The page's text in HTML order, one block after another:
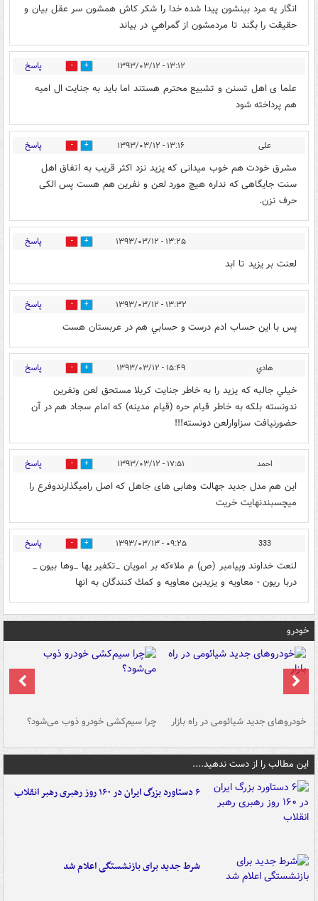
انگار يه مرد بينشون پيدا شده خدا را شكر كاش همشون سر عقل بيان و
حقيقت را بگند تا مردمشون از گمراهي در بياند
۱۳:۱۲ - ۱۳۹۳/۰۳/۱۲ 0 پاسخ
علما ی اهل تسنن و تشییع محترم هستند اما باید به جنایت ال امیه
هم پرداخته شود
علی ۱۳:۱۶ - ۱۳۹۳/۰۳/۱۲ 0 پاسخ
مشرق خودت هم خوب میدانی که یزید نزد اکثر قریب به اتفاق اهل
سنت جایگاهی که نداره هیچ مورد لعن و نفرین هم هست پس الکی
حرف نزن.
۱۳:۲۵ - ۱۳۹۳/۰۳/۱۲ 0 پاسخ
لعنت بر یزید تا ابد
۱۳:۳۲ - ۱۳۹۳/۰۳/۱۲ 0 پاسخ
پس با اين حساب ادم درست و حسابي هم در عربستان هست
هادي ۱۵:۴۹ - ۱۳۹۳/۰۳/۱۲ 0 پاسخ
خيلي جالبه كه يزيد را به خاطر جنايت كربلا مستحق لعن ونفرين
ندونسته بلكه به خاطر قيام حره (قيام مدينه) كه امام سجاد هم در آن
حضورنيافت سزاوارلعن دونسته!!!
احمد ۱۷:۵۱ - ۱۳۹۳/۰۳/۱۲ 0 پاسخ
این هم مدل جدید جهالت وهابی های جاهل که اصل رامیگذارندوفرع را
میچسبندنهایت خریت
333 ۰۹:۲۵ - ۱۳۹۳/۰۳/۱۳ 0 پاسخ
لنعت خداوند وپيامبر (ص) م ملاءكه بر امويان _تكفير يها _وها بيون _
دربا ريون - معاويه و يزيدبن معاويه و كمك كنندگان به انها
خودرو
خودروهای جدید شیائومی در راه بازار چرا سیم‌کشی خودرو ذوب می‌شود؟
این مطالب را از دست ندهید....
۶ دستاورد بزرگ ایران در ۱۶۰ روز رهبری رهبر انقلاب
شرط جدید برای بازنشستگی اعلام شد